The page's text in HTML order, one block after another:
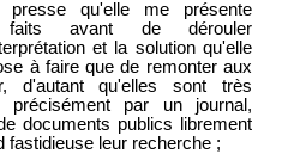
qu'elle me présente
faits avant de dérouler
et la solution qu'elle
à faire que de remonter aux
d'autant qu'elles sont très
précisément par un journal,
documents publics librement
fastidieuse leur recherche ;